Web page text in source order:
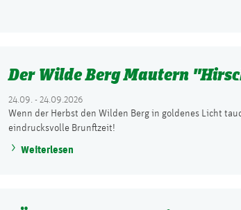
Der Wilde Berg Mautern
24.09. - 24.09.2026
Wenn der Herbst den Wilden Berg in goldenes Licht
eindrucksvolle Brunftzeit!
Weiterlesen